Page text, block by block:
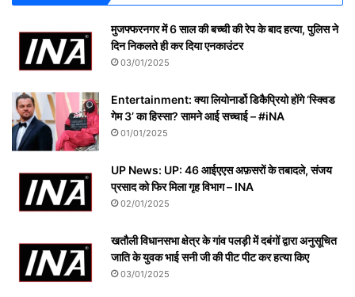
मुजफ्फरनगर में 6 साल की बच्ची की रेप के बाद हत्या, पुलिस ने
दिन निकलते ही कर दिया एनकाउंटर
03/01/2025
Entertainment: क्या लियोनार्डो डिकैप्रियो होंगे ‘स्क्विड
गेम 3’ का हिस्सा? सामने आई सच्चाई – #iNA
01/01/2025
UP News: UP: 46 आईएएस अफ़सरों के तबादले, संजय
प्रसाद को फिर मिला गृह विभाग – INA
02/01/2025
खतौली विधानसभा क्षेत्र के गांव पलड़ी में दबंगों द्वारा अनुसूचित
जाति के युवक भाई सनी जी की पीट पीट कर हत्या किए
03/01/2025